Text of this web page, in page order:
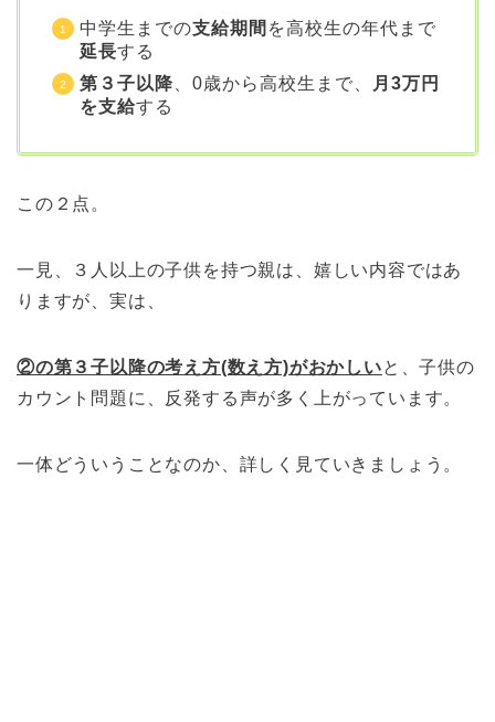
中学生までの支給期間 を高校生の年代まで
延長する
第３子以降 、0歳から高校生まで、
月3万円
を支給する
この２点。
一見、３人以上の子供を持つ親は、嬉しい内容ではあ
りますが、実は、
②の第３子以降の考え方(数え方)がおかしいと、子供の
カウント問題に、反発する声が多く上がっています。
一体どういうことなのか、詳しく見ていきましょう。